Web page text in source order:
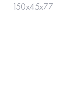
150x45x77